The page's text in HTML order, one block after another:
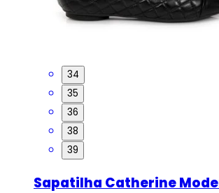
34
35
36
38
39
Sapatilha Catherine